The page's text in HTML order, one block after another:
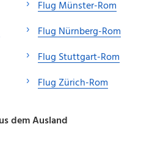
Flug Münster-Rom
Flug Nürnberg-Rom
Flug Stuttgart-Rom
Flug Zürich-Rom
dem Ausland